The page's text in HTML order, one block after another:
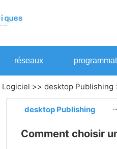
réseaux
Logiciel >> desktop Publishing
desktop Publishing
Comment choisir